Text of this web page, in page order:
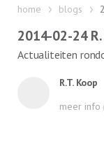
home blogs
2014-02-24 R.
Actualiteiten
R.T. Koop
meer info